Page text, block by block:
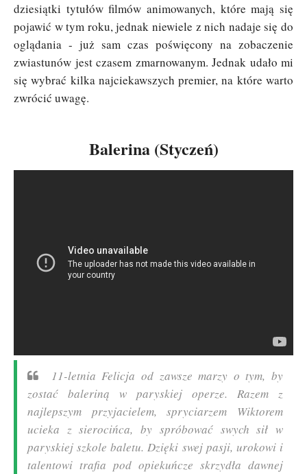
dziesiątki tytułów filmów animowanych, które mają się
pojawić w tym roku, jednak niewiele z nich nadaje się do
oglądania - już sam czas poświęcony na zobaczenie
zwiastunów jest czasem zmarnowanym. Jednak udało mi
się wybrać kilka najciekawszych premier, na które warto
zwrócić uwagę.
Balerina (Styczeń)
11-letnia Felicja od zawsze marzy o tym, by
zostać baleriną w paryskiej operze. Razem z
najlepszym przyjacielem, spryciarzem Wiktorem
ucieka z sierocińca, by spróbować swych sił w
paryskiej szkole baletu. Dzięki swej pasji, urokowi i
talentowi trafia pod opiekuńcze skrzydła dawnej